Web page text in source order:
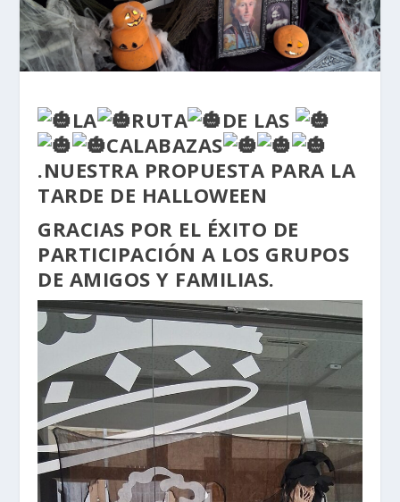
LA RUTA
DE LAS
CALABAZAS
.NUESTRA PROPUESTA PARA LA
TARDE DE HALLOWEEN
GRACIAS POR EL ÉXITO DE
PARTICIPACIÓN A LOS GRUPOS
DE AMIGOS Y FAMILIAS.